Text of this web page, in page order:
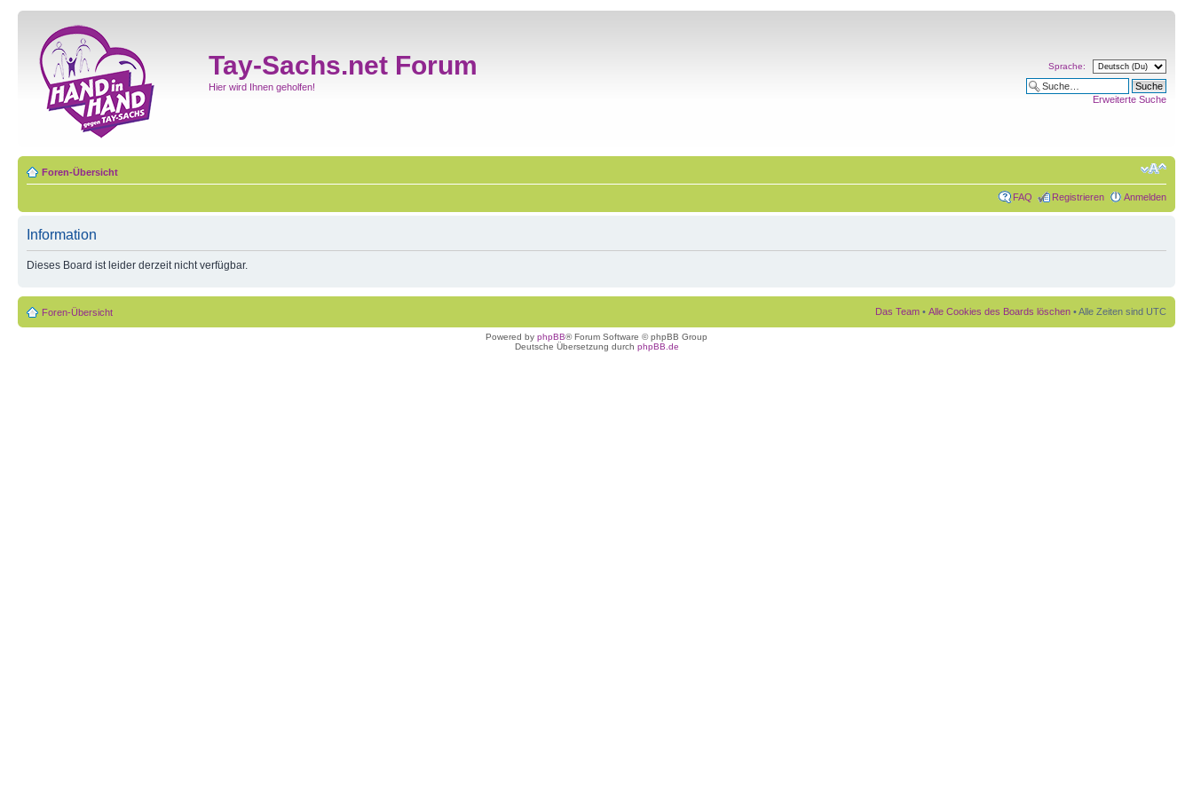
Tay-Sachs.net Forum
Hier wird Ihnen geholfen!
Sprache:
Erweiterte Suche
Foren-Übersicht
FAQ Registrieren Anmelden
Information
Dieses Board ist leider derzeit nicht verfügbar.
Foren-Übersicht Das Team • Alle Cookies des Boards löschen • Alle Zeiten sind UTC
Powered by phpBB® Forum Software © phpBB Group
Deutsche Übersetzung durch phpBB.de